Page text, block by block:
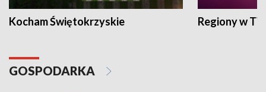
Kocham Świętokrzyskie Regiony w
GOSPODARKA